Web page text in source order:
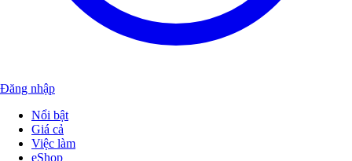
Đăng nhập
Nổi bật
Giá cả
Việc làm
eShop